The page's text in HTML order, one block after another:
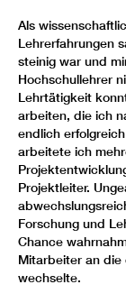
Als
Lehrerfahrungen
steinig war und
Hochschullehrer
Lehrtätigkeit
arbeiten, die ich
endlich
arbeitete ich
Projektleiter.
Forschung und
Chance
Mitarbeiter an die
wechselte.